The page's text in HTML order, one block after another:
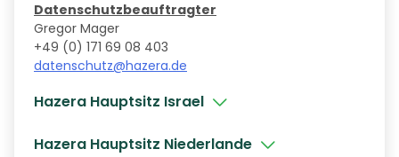
Datenschutzbeauftragter
Gregor Mager
+49 (0) 171 69 08 403
datenschutz@hazera.de
Hazera Hauptsitz Israel
Hazera Hauptsitz Niederlande